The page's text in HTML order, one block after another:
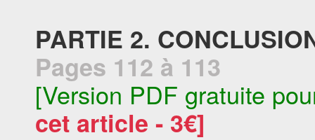
PARTIE 2.
Pages 112 à 113
[Version PDF gratuite
cet article - 3€]